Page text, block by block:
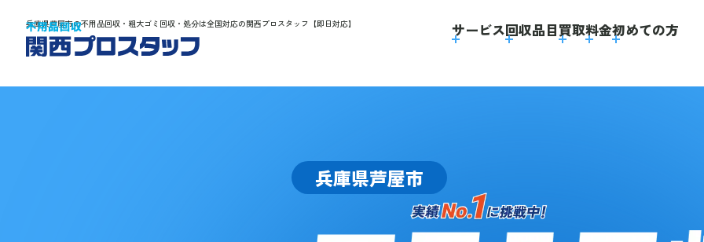
兵庫県芦屋市の不用品回収・粗大ゴミ回収・処分は全国対応の関西プロスタッフ【即日対応】 サービス回収品目買取料金初めての方
兵庫県芦屋市